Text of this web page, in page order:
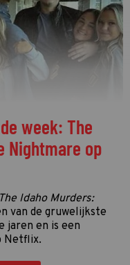
week: The
Nightmare op
The Idaho Murders:
van de gruwelijkste
jaren en is een
Netflix.